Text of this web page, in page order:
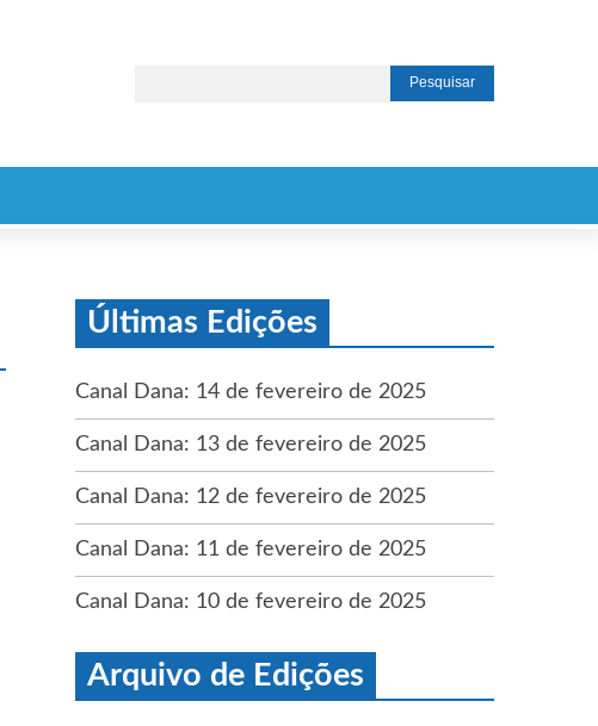
Últimas Edições
Canal Dana: 14 de fevereiro de 2025
Canal Dana: 13 de fevereiro de 2025
Canal Dana: 12 de fevereiro de 2025
Canal Dana: 11 de fevereiro de 2025
Canal Dana: 10 de fevereiro de 2025
Arquivo de Edições